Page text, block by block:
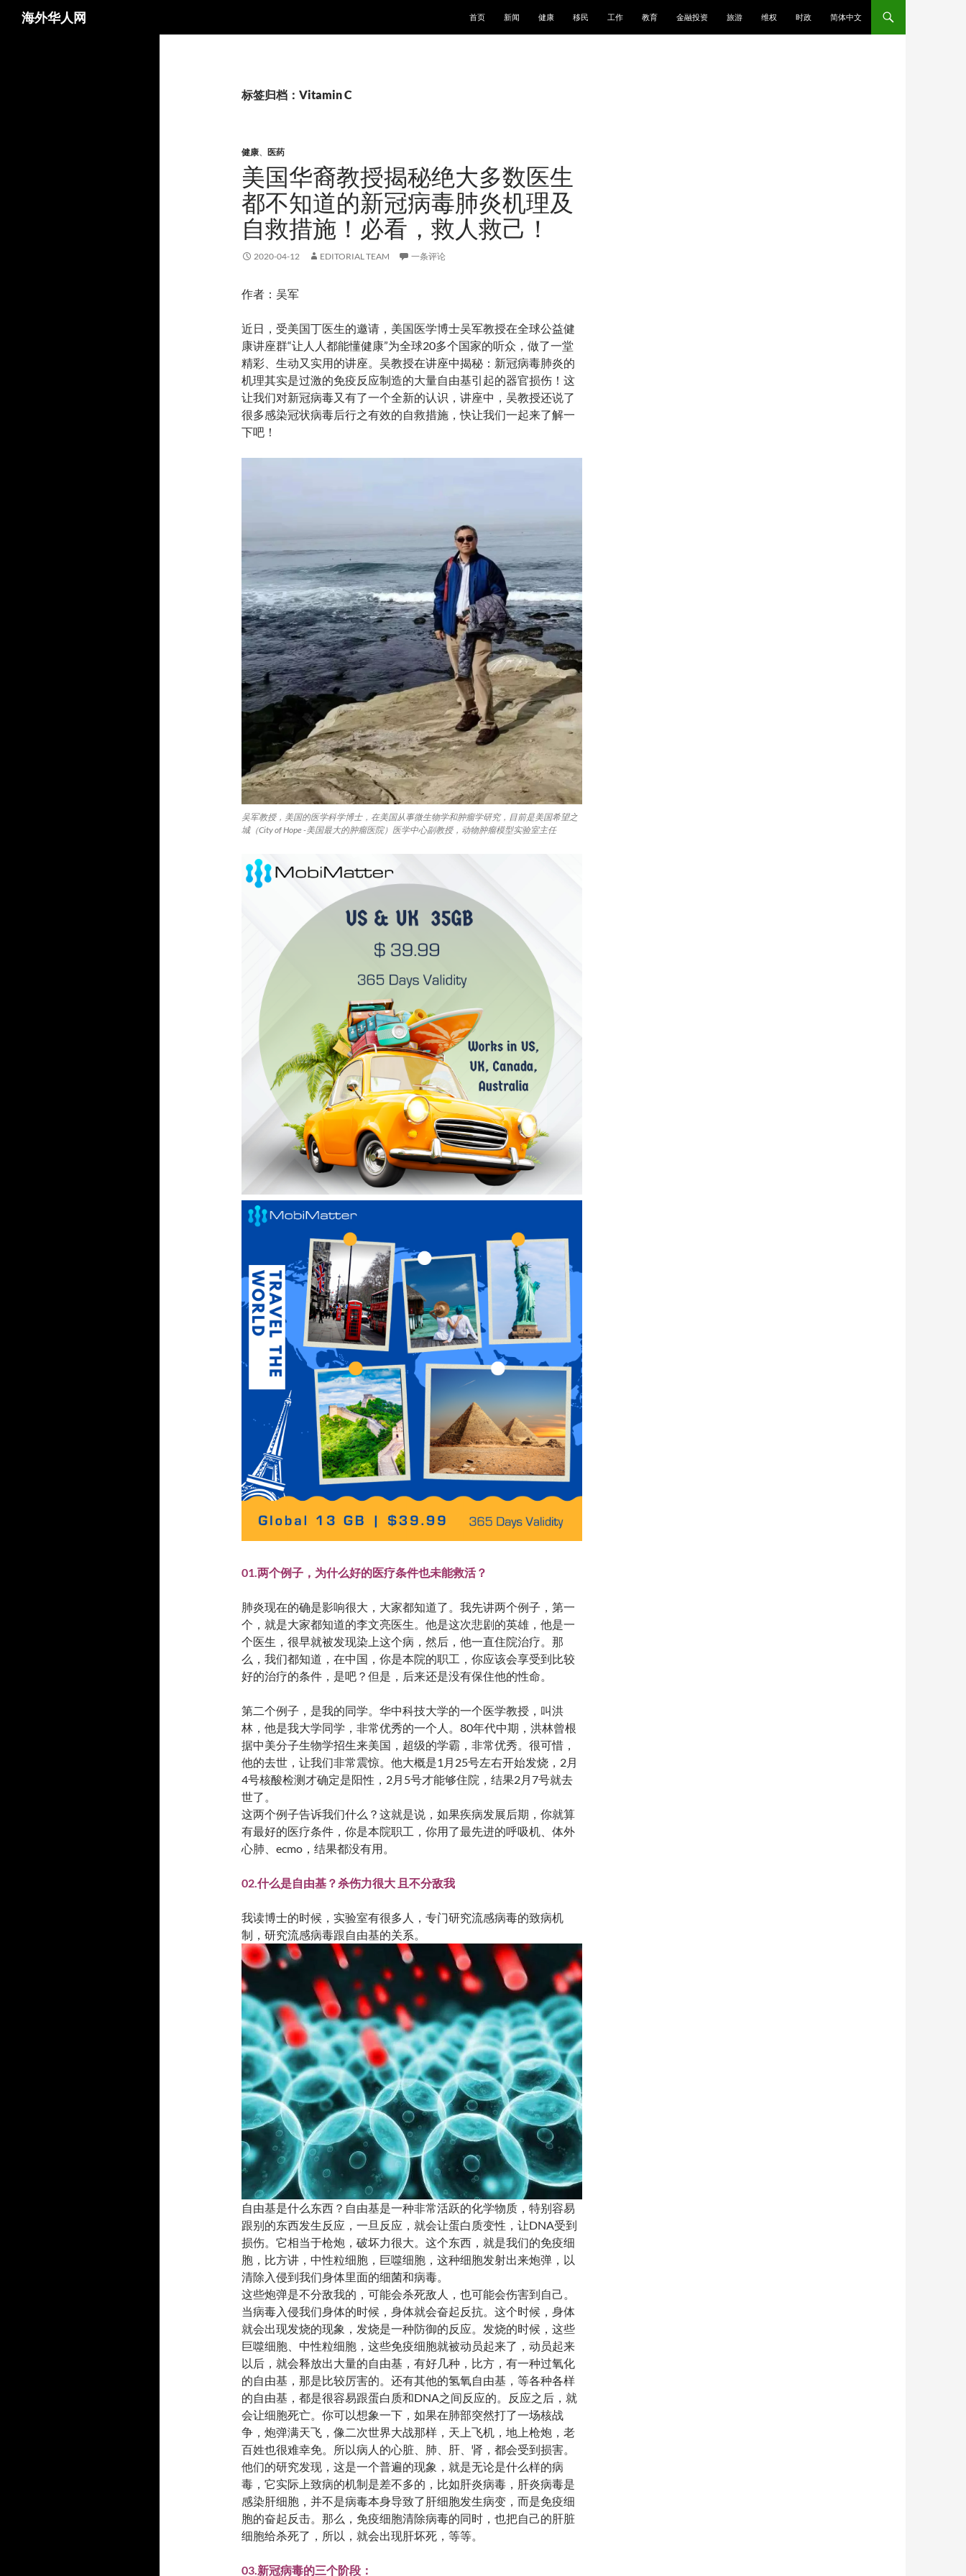
海外华人网
首页
新闻 健康 移民 工作 教育 金融投资 旅游 维权 时政 简体中文
标签归档：Vitamin C
健康、 医药
美国华裔教授揭秘绝大多数医生
都不知道的新冠病毒肺炎机理及
自救措施！必看，救人救己！
2020-04-12 EDITORIAL TEAM 一条评论
作者：吴军
近日，受美国丁医生的邀请，美国医学博士吴军教授在全球公益健
康讲座群“让人人都能懂健康”为全球20多个国家的听众，做了一堂
精彩、生动又实用的讲座。吴教授在讲座中揭秘：新冠病毒肺炎的
机理其实是过激的免疫反应制造的大量自由基引起的器官损伤！这
让我们对新冠病毒又有了一个全新的认识，讲座中，吴教授还说了
很多感染冠状病毒后行之有效的自救措施，快让我们一起来了解一
下吧！
吴军教授，美国的医学科学博士，在美国从事微生物学和肿瘤学研究，目前是美国希望之
城（City of Hope -美国最大的肿瘤医院）医学中心副教授，动物肿瘤模型实验室主任
01.两个例子，为什么好的医疗条件也未能救活？
肺炎现在的确是影响很大，大家都知道了。我先讲两个例子，第一
个，就是大家都知道的李文亮医生。他是这次悲剧的英雄，他是一
个医生，很早就被发现染上这个病，然后，他一直住院治疗。那
么，我们都知道，在中国，你是本院的职工，你应该会享受到比较
好的治疗的条件，是吧？但是，后来还是没有保住他的性命。
第二个例子，是我的同学。华中科技大学的一个医学教授，叫洪
林，他是我大学同学，非常优秀的一个人。80年代中期，洪林曾根
据中美分子生物学招生来美国，超级的学霸，非常优秀。很可惜，
他的去世，让我们非常震惊。他大概是1月25号左右开始发烧，2月
4号核酸检测才确定是阳性，2月5号才能够住院，结果2月7号就去
世了。
这两个例子告诉我们什么？这就是说，如果疾病发展后期，你就算
有最好的医疗条件，你是本院职工，你用了最先进的呼吸机、体外
心肺、ecmo，结果都没有用。
02.什么是自由基？杀伤力很大 且不分敌我
我读博士的时候，实验室有很多人，专门研究流感病毒的致病机
制，研究流感病毒跟自由基的关系。
自由基是什么东西？自由基是一种非常活跃的化学物质，特别容易
跟别的东西发生反应，一旦反应，就会让蛋白质变性，让DNA受到
损伤。它相当于枪炮，破坏力很大。这个东西，就是我们的免疫细
胞，比方讲，中性粒细胞，巨噬细胞，这种细胞发射出来炮弹，以
清除入侵到我们身体里面的细菌和病毒。
这些炮弹是不分敌我的，可能会杀死敌人，也可能会伤害到自己。
当病毒入侵我们身体的时候，身体就会奋起反抗。这个时候，身体
就会出现发烧的现象，发烧是一种防御的反应。发烧的时候，这些
巨噬细胞、中性粒细胞，这些免疫细胞就被动员起来了，动员起来
以后，就会释放出大量的自由基，有好几种，比方，有一种过氧化
的自由基，那是比较厉害的。还有其他的氢氧自由基，等各种各样
的自由基，都是很容易跟蛋白质和DNA之间反应的。反应之后，就
会让细胞死亡。你可以想象一下，如果在肺部突然打了一场核战
争，炮弹满天飞，像二次世界大战那样，天上飞机，地上枪炮，老
百姓也很难幸免。所以病人的心脏、肺、肝、肾，都会受到损害。
他们的研究发现，这是一个普遍的现象，就是无论是什么样的病
毒，它实际上致病的机制是差不多的，比如肝炎病毒，肝炎病毒是
感染肝细胞，并不是病毒本身导致了肝细胞发生病变，而是免疫细
胞的奋起反击。那么，免疫细胞清除病毒的同时，也把自己的肝脏
细胞给杀死了，所以，就会出现肝坏死，等等。
03.新冠病毒的三个阶段：